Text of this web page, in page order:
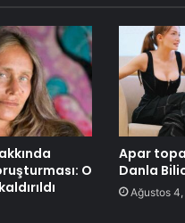
O
Apar
Danla
Ağustos